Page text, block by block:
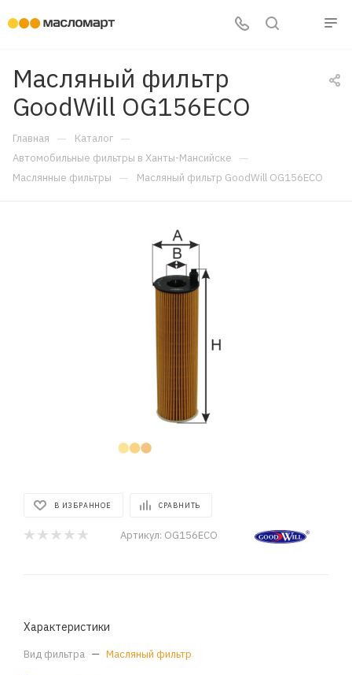
Масляный фильтр
GoodWill OG156ECO
Главная — Каталог —
Автомобильные фильтры в Ханты-Мансийске —
Маслянные фильтры — Масляный фильтр GoodWill OG156ECO
В ИЗБРАННОЕ СРАВНИТЬ
Артикул: OG156ECO
Характеристики
Вид фильтра — Масляный фильтр